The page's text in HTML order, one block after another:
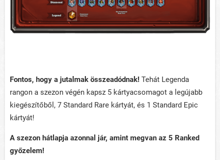
Fontos, hogy a jutalmak összeadódnak! Tehát Legenda
rangon a szezon végén kapsz 5 kártyacsomagot a legújabb
kiegészítőből, 7 Standard Rare kártyát, és 1 Standard Epic
kártyát!
A szezon hátlapja azonnal jár, amint megvan az 5 Ranked
győzelem!